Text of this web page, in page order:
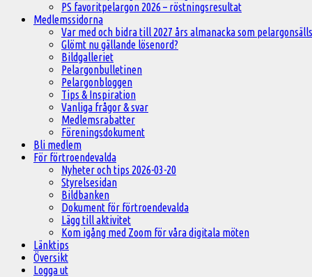
PS favoritpelargon 2026 – röstningsresultat
Medlemssidorna
Var med och bidra till 2027 års almanacka som
Glömt nu gällande lösenord?
Bildgalleriet
Pelargonbulletinen
Pelargonbloggen
Tips & Inspiration
Vanliga frågor & svar
Medlemsrabatter
Föreningsdokument
Bli medlem
För förtroendevalda
Nyheter och tips 2026-03-20
Styrelsesidan
Bildbanken
Dokument för förtroendevalda
Lägg till aktivitet
Kom igång med Zoom för våra digitala möten
Länktips
Översikt
Logga ut